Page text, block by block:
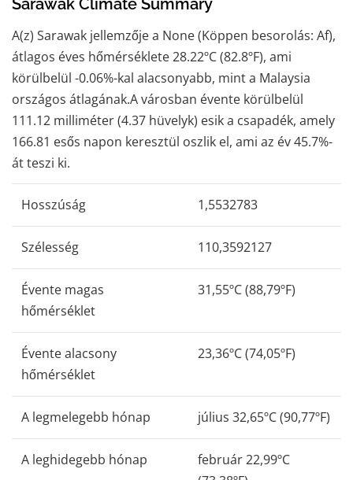
A(z) Sarawak jellemzője a None (Köppen besorolás: Af),
átlagos éves hőmérséklete 28.22ºC (82.8ºF), ami
körülbelül -0.06%-kal alacsonyabb, mint a Malaysia
országos átlagának.A városban évente körülbelül
111.12 milliméter (4.37 hüvelyk) esik a csapadék, amely
166.81 esős napon keresztül oszlik el, ami az év 45.7%-
át teszi ki.
Hosszúság 1,5532783
Szélesség 110,3592127
Évente magas
hőmérséklet
31,55ºC (88,79ºF)
Évente alacsony
hőmérséklet
23,36ºC (74,05ºF)
A legmelegebb hónap július 32,65ºC (90,77ºF)
A leghidegebb hónap
február 22,99ºC